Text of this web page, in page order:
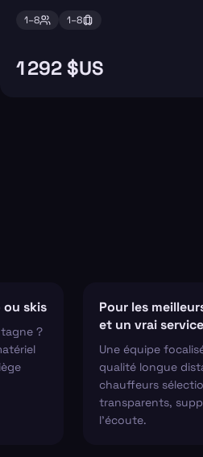
1–8 1–8
1 292 $US
skis
?
Pour les
et un vrai service
Une équipe
qualité longue
chauffeurs
transparents,
l'écoute.